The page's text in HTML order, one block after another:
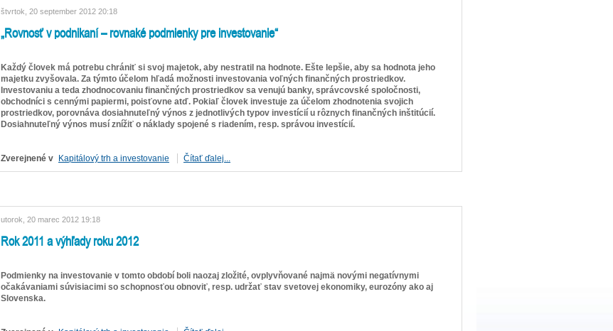
štvrtok, 20 september 2012 20:18
„Rovnosť v podnikaní – rovnaké podmienky pre investovanie“
Každý človek má potrebu chrániť si svoj majetok, aby nestratil na hodnote. Ešte lepšie, aby sa hodnota jeho
majetku zvyšovala. Za týmto účelom hľadá možnosti investovania voľných finančných prostriedkov.
Investovaniu a teda zhodnocovaniu finančných prostriedkov sa venujú banky, správcovské spoločnosti,
obchodníci s cennými papiermi, poisťovne atď. Pokiaľ človek investuje za účelom zhodnotenia svojich
prostriedkov, porovnáva dosiahnuteľný výnos z jednotlivých typov investícií u rôznych finančných inštitúcií.
Dosiahnuteľný výnos musí znížiť o náklady spojené s riadením, resp. správou investícií.
Zverejnené v Kapitálový trh a investovanie Čítať ďalej...
utorok, 20 marec 2012 19:18
Rok 2011 a výhľady roku 2012
Podmienky na investovanie v tomto období boli naozaj zložité, ovplyvňované najmä novými negatívnymi
očakávaniami súvisiacimi so schopnosťou obnoviť, resp. udržať stav svetovej ekonomiky, eurozóny ako aj
Slovenska.